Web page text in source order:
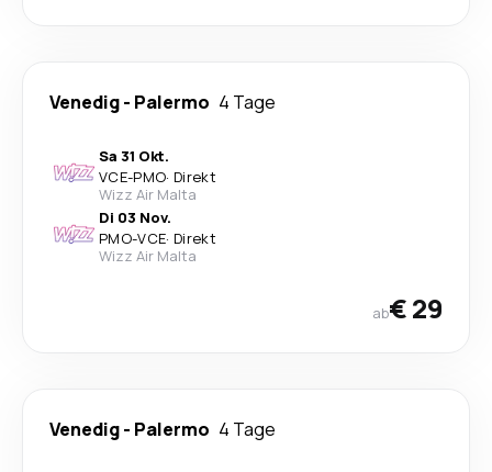
Venedig- Palermo 4 Tage
Sa 31 Okt.
VCE-PMO· Direkt
Wizz Air Malta
Di 03 Nov.
PMO-VCE· Direkt
Wizz Air Malta
ab€ 29
Venedig- Palermo 4 Tage